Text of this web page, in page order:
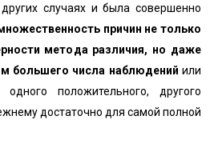
случаях и была совершенно
причин не только
метода различия, но даже
большего числа наблюдений или
положительного, другого
достаточно для самой полной